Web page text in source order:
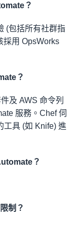
？
(包括所有社群指
採用 OpsWorks
？
及 AWS 命令列
服務。Chef 伺
工具 (如 Knife) 進
？
制？